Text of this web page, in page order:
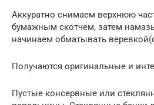
Аккуратно снимаем верхнюю
бумажным скотчем, затем
начинаем обматывать
Получаются оригинальные и
Пустые консервные или